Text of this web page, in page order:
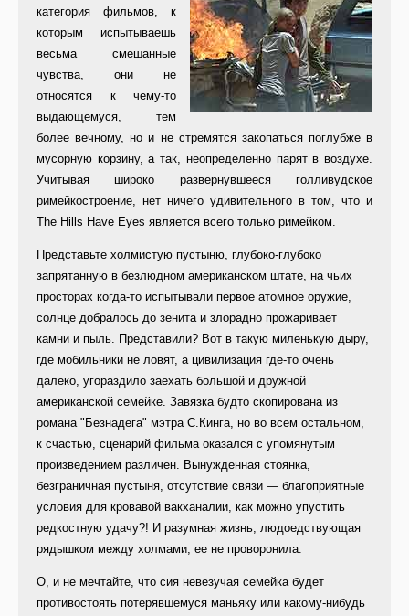
категория фильмов, к
которым испытываешь
весьма смешанные
чувства, они не
относятся к чему-то
выдающемуся, тем
более вечному, но и не стремятся закопаться поглубже в
мусорную корзину, а так, неопределенно парят в воздухе.
Учитывая широко развернувшееся голливудское
римейкостроение, нет ничего удивительного в том, что и
The Hills Have Eyes является всего только римейком.
Представьте холмистую пустыню, глубоко-глубоко
запрятанную в безлюдном американском штате, на чьих
просторах когда-то испытывали первое атомное оружие,
солнце добралось до зенита и злорадно прожаривает
камни и пыль. Представили? Вот в такую миленькую дыру,
где мобильники не ловят, а цивилизация где-то очень
далеко, угораздило заехать большой и дружной
американской семейке. Завязка будто скопирована из
романа "Безнадега" мэтра С.Кинга, но во всем остальном,
к счастью, сценарий фильма оказался с упомянутым
произведением различен. Вынужденная стоянка,
безграничная пустыня, отсутствие связи — благоприятные
условия для кровавой вакханалии, как можно упустить
редкостную удачу?! И разумная жизнь, людоедствующая
рядышком между холмами, ее не проворонила.
О, и не мечтайте, что сия невезучая семейка будет
противостоять потерявшемуся маньяку или какому-нибудь